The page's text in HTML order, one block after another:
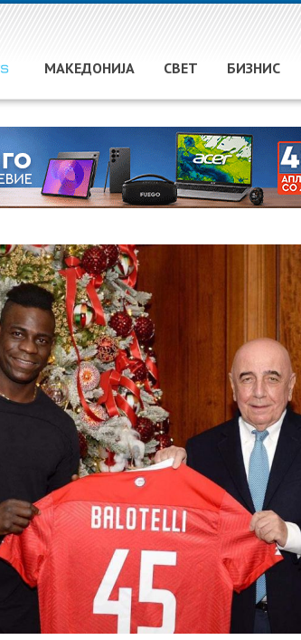
МАКЕДОНИЈА СВЕТ БИЗНИС